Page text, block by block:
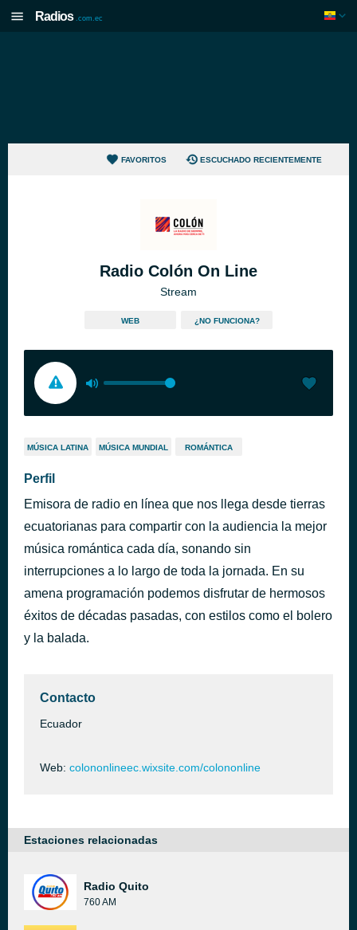
Radios .com.ec
FAVORITOS ESCUCHADO RECIENTEMENTE
Radio Colón On Line
Stream
WEB ¿NO FUNCIONA?
MÚSICA LATINA MÚSICA MUNDIAL ROMÁNTICA
Perfil
Emisora de radio en línea que nos llega desde tierras
ecuatorianas para compartir con la audiencia la mejor
música romántica cada día, sonando sin
interrupciones a lo largo de toda la jornada. En su
amena programación podemos disfrutar de hermosos
éxitos de décadas pasadas, con estilos como el bolero
y la balada.
Contacto
Ecuador
Web: colononlineec.wixsite.com/colononline
Estaciones relacionadas
Radio Quito
760 AM